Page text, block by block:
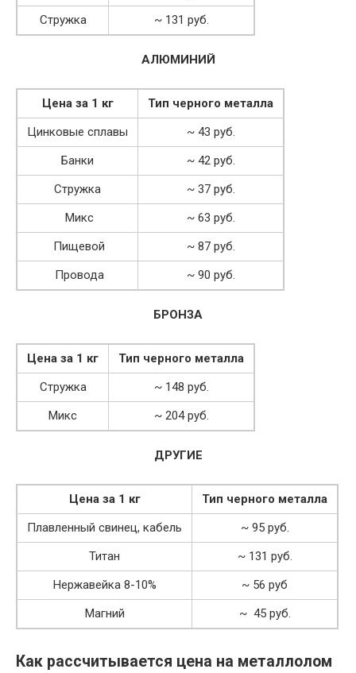
Стружка
~ 131 руб.
АЛЮМИНИЙ
Цена за 1 кг
Тип черного металла
Цинковые сплавы
~ 43 руб.
Банки
~ 42 руб.
Стружка
~ 37 руб.
Микс
~ 63 руб.
Пищевой
~ 87 руб.
Провода
~ 90 руб.
БРОНЗА
Цена за 1 кг
Тип черного металла
Стружка
~ 148 руб.
Микс
~ 204 руб.
ДРУГИЕ
Цена за 1 кг
Тип черного металла
Плавленный свинец, кабель
~ 95 руб.
Титан
~ 131 руб.
Нержавейка 8-10%
~ 56 руб
Магний
~ 45 руб.
Как рассчитывается цена на металлолом